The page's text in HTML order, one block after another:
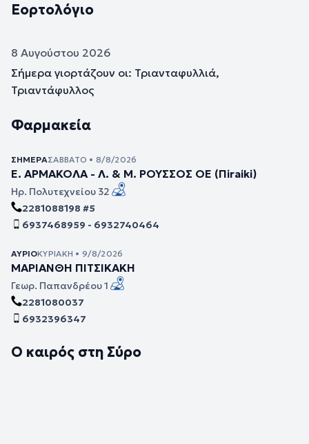
Εορτολόγιο
8 Αυγούστου 2026
Σήμερα γιορτάζουν οι: Τριανταφυλλιά,
Τριαντάφυλλος
Φαρμακεία
ΣΉΜΕΡΑΣΆΒΒΑΤΟ • 8/8/2026
Ε. ΑΡΜΑΚΟΛΑ - Λ. & Μ. ΡΟΥΣΣΟΣ ΟΕ (Πiraiki)
Ηρ. Πολυτεχνείου 32
2281088198 #5
6937468959 - 6932740464
ΑΎΡΙΟΚΥΡΙΑΚΉ • 9/8/2026
ΜΑΡΙΑΝΘΗ ΠΙΤΣΙΚΑΚΗ
Γεωρ. Παπανδρέου 1
2281080037
6932396347
Ο καιρός στη Σύρο